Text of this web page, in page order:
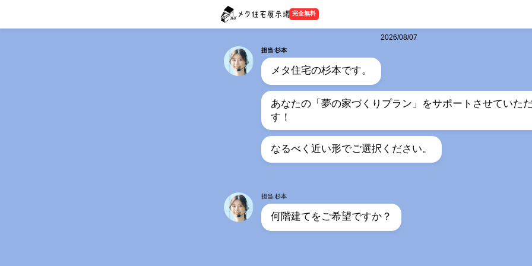
完全無料
2026/08/07
担当:杉本
メタ住宅の杉本です。
あなたの「夢の家づくりプラン」をサポートさせていた
す！
なるべく近い形でご選択ください。
担当:杉本
何階建てをご希望ですか？